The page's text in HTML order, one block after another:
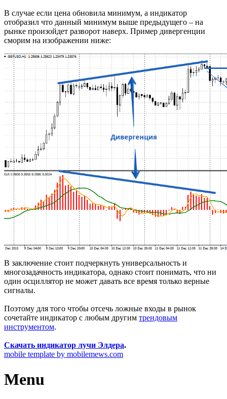
В случае если цена обновила минимум, а индикатор
отобразил что данный минимум выше предыдущего – на
рынке произойдет разворот наверх. Пример дивергенции
сморим на изображении ниже:
В заключение стоит подчеркнуть универсальность и
многозадачность индикатора, однако стоит понимать, что ни
один осциллятор не может давать все время только верные
сигналы.
Поэтому для того чтобы отсечь ложные входы в рынок
сочетайте индикатор с любым другим трендовым
инструментом.
Скачать индикатор лучи Элдера.
mobile template by mobilemews.com
Menu